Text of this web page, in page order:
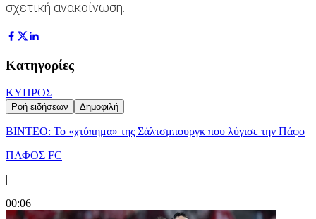
σχετική ανακοίνωση.
Κατηγορίες
ΚΥΠΡΟΣ
Ροή ειδήσεων Δημοφιλή
ΒΙΝΤΕΟ: Το «χτύπημα» της Σάλτσμπουργκ που λύγισε την Πάφο
ΠΑΦΟΣ FC
|
00:06